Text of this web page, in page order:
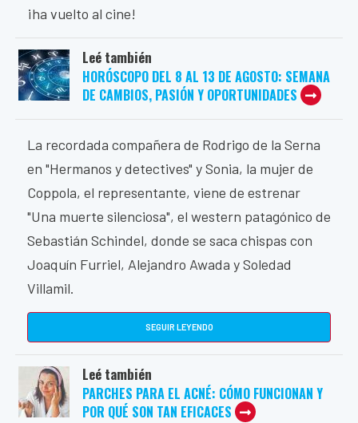
¡ha vuelto al cine!
Leé también
HORÓSCOPO DEL 8 AL 13 DE AGOSTO: SEMANA
DE CAMBIOS, PASIÓN Y OPORTUNIDADES
La recordada compañera de Rodrigo de la Serna
en "Hermanos y detectives" y Sonia, la mujer de
Coppola, el representante, viene de estrenar
"Una muerte silenciosa", el western patagónico de
Sebastián Schindel, donde se saca chispas con
Joaquín Furriel, Alejandro Awada y Soledad
Villamil.
SEGUIR LEYENDO
Leé también
PARCHES PARA EL ACNÉ: CÓMO FUNCIONAN Y
POR QUÉ SON TAN EFICACES